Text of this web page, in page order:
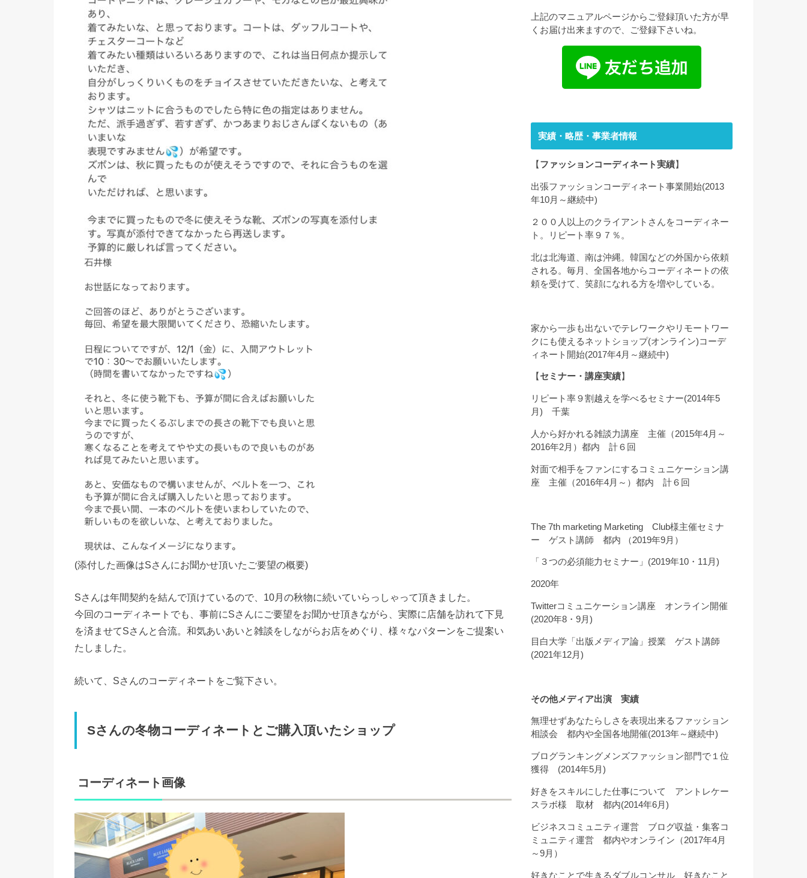
(添付した画像はSさんにお聞かせ頂いたご要望の概要)
Sさんは年間契約を結んで頂けているので、10月の秋物に続いていらっしゃって頂きました。
今回のコーディネートでも、事前にSさんにご要望をお聞かせ頂きながら、実際に店舗を訪れて下見
を済ませてSさんと合流。和気あいあいと雑談をしながらお店をめぐり、様々なパターンをご提案い
たしました。
続いて、Sさんのコーディネートをご覧下さい。
Sさんの冬物コーディネートとご購入頂いたショップ
コーディネート画像
上記のマニュアルページからご登録頂いた方が早
くお届け出来ますので、ご登録下さいね。
実績・略歴・事業者情報
【 ファッションコーディネート実績】
出張ファッションコーディネート事業開始(2013
年10月～継続中)
２００人以上のクライアントさんをコーディネー
ト。リピート率９７％。
北は北海道、南は沖縄。韓国などの外国から依頼
される。毎月、全国各地からコーディネートの依
頼を受けて、笑顔になれる方を増やしている。
家から一歩も出ないでテレワークやリモートワー
クにも使えるネットショップ(オンライン)コーデ
ィネート開始(2017年4月～継続中)
【 セミナー・講座実績】
リピート率９割越えを学べるセミナー(2014年5
月) 千葉
人から好かれる雑談力講座 主催（2015年4月～
2016年2月）都内 計６回
対面で相手をファンにするコミュニケーション講
座 主催（2016年4月～）都内 計６回
The 7th marketing Marketing Club様主催セミナ
ー ゲスト講師 都内 （2019年9月）
「３つの必須能力セミナー」(2019年10・11月)
2020年
Twitterコミュニケーション講座 オンライン開催
(2020年8・9月)
目白大学「出版メディア論」授業 ゲスト講師
(2021年12月)
その他メディア出演 実績
無理せずあなたらしさを表現出来るファッション
相談会 都内や全国各地開催(2013年～継続中)
ブログランキングメンズファッション部門で１位
獲得 (2014年5月)
好きをスキルにした仕事について アントレケー
スラボ様 取材 都内(2014年6月)
ビジネスコミュニティ運営 ブログ収益・集客コ
ミュニティ運営 都内やオンライン（2017年4月
～9月）
好きなことで生きるダブルコンサル 好きなこと